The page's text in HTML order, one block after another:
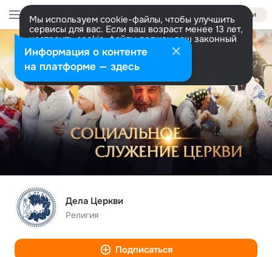
Войти
Мы используем cookie-файлы, чтобы улучшить
сервисы для вас. Если ваш возраст менее 13 лет,
настроить cookie-файлы должен ваш законный
представитель. Больше информации
Разрешить все Настроить
Дела Церкви
Религия
Подписаться
Информация о контенте
на платформе — здесь